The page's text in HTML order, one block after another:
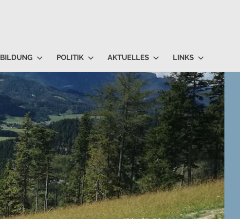
BILDUNG POLITIK AKTUELLES LINKS